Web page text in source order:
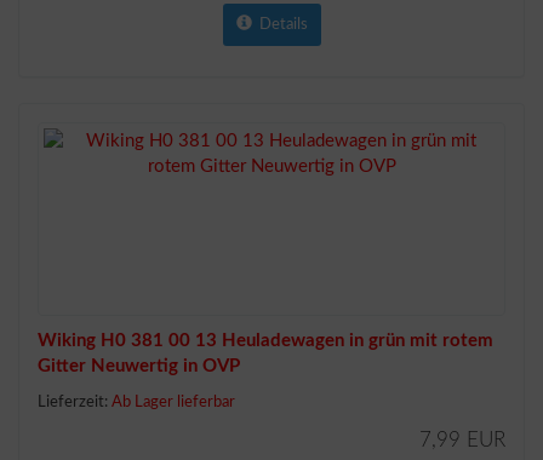
Details
Wiking H0 381 00 13 Heuladewagen in grün mit rotem
Gitter Neuwertig in OVP
Lieferzeit: Ab Lager lieferbar
7,99 EUR